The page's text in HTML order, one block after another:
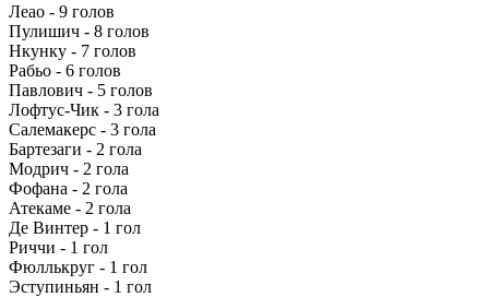
Леао - 9 голов
Пулишич - 8 голов
Нкунку - 7 голов
Рабьо - 6 голов
Павлович - 5 голов
Лофтус-Чик - 3 гола
Салемакерс - 3 гола
Бартезаги - 2 гола
Модрич - 2 гола
Фофана - 2 гола
Атекаме - 2 гола
Де Винтер - 1 гол
Риччи - 1 гол
Фюллькруг - 1 гол
Эступиньян - 1 гол